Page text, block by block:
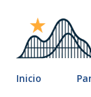
Inicio